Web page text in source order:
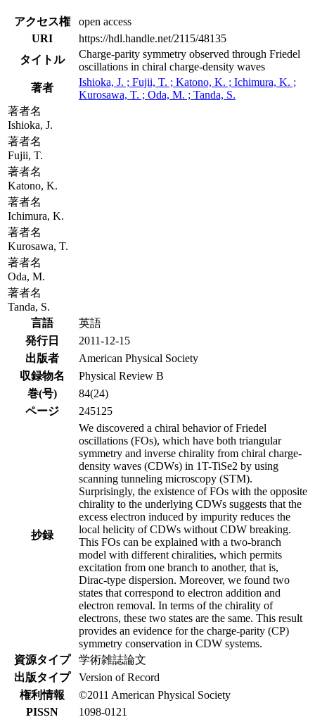
アクセス権
open access
URI
https://hdl.handle.net/2115/48135
タイトル
Charge-parity symmetry observed through Friedel
oscillations in chiral charge-density waves
著者
Ishioka, J. ; Fujii, T. ; Katono, K. ; Ichimura, K. ;
Kurosawa, T. ; Oda, M. ; Tanda, S.
著者名
Ishioka, J.
著者名
Fujii, T.
著者名
Katono, K.
著者名
Ichimura, K.
著者名
Kurosawa, T.
著者名
Oda, M.
著者名
Tanda, S.
言語
英語
発行日
2011-12-15
出版者
American Physical Society
収録物名
Physical Review B
巻(号)
84(24)
ページ
245125
抄録
We discovered a chiral behavior of Friedel
oscillations (FOs), which have both triangular
symmetry and inverse chirality from chiral charge-
density waves (CDWs) in 1T-TiSe2 by using
scanning tunneling microscopy (STM).
Surprisingly, the existence of FOs with the opposite
chirality to the underlying CDWs suggests that the
excess electron induced by impurity reduces the
local helicity of CDWs without CDW breaking.
This FOs can be explained with a two-branch
model with different chiralities, which permits
excitation from one branch to another, that is,
Dirac-type dispersion. Moreover, we found two
states that correspond to electron addition and
electron removal. In terms of the chirality of
electrons, these two states are the same. This result
provides an evidence for the charge-parity (CP)
symmetry conservation in CDW systems.
資源タイプ
学術雑誌論文
出版タイプ
Version of Record
権利情報
©2011 American Physical Society
PISSN
1098-0121